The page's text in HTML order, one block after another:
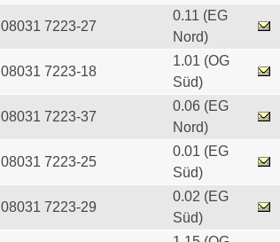
08031 7223-27
0.11 (EG
Nord)
08031 7223-18
1.01 (OG
Süd)
08031 7223-37
0.06 (EG
Nord)
08031 7223-25
0.01 (EG
Süd)
08031 7223-29
0.02 (EG
Süd)